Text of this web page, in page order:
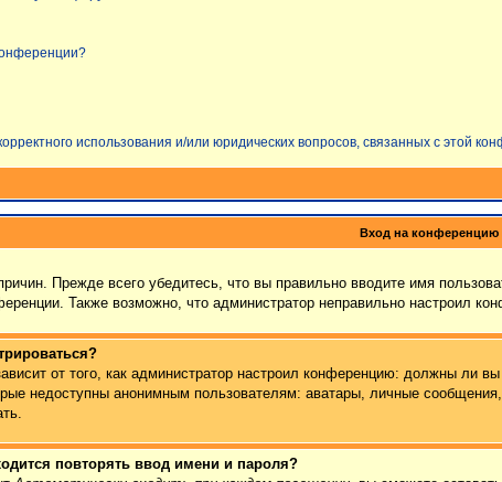
использования и/или юридических вопросов, связанных с этой
Вход на конференцию
Прежде всего убедитесь, что вы правильно вводите имя
Также возможно, что администратор неправильно настроил
от того, как администратор настроил конференцию: должны ли
недоступны анонимным пользователям: аватары, личные
повторять ввод имени и пароля?